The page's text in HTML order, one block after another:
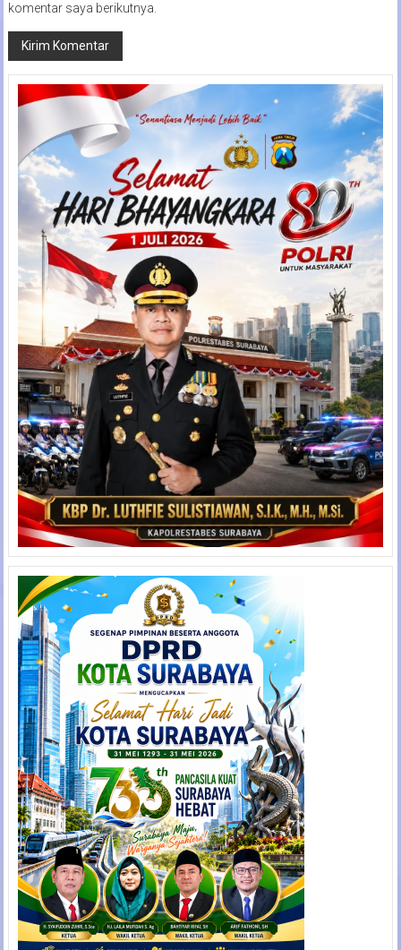
komentar saya berikutnya.